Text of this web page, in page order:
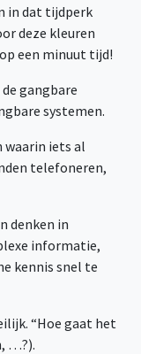
in dat tijdperk
deze kleuren
een minuut tijd!
gangbare
systemen.
waarin iets al
telefoneren,
denken in
informatie,
kennis snel te
“Hoe gaat het
…?).